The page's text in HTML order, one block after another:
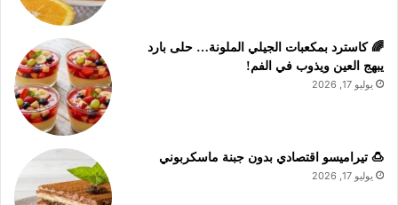
🌈 كاسترد بمكعبات الجيلي الملونة… حلى بارد
يبهج العين ويذوب في الفم!
يوليو 17, 2026
🍮 تيراميسو اقتصادي بدون جبنة ماسكربوني
يوليو 17, 2026